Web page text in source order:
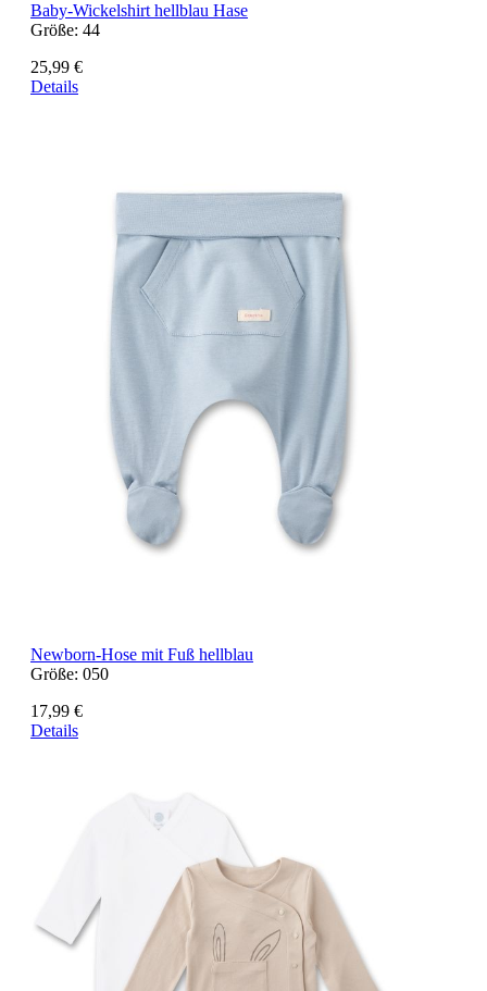
Baby-Wickelshirt hellblau Hase
Größe: 44
25,99 €
Details
Newborn-Hose mit Fuß hellblau
Größe: 050
17,99 €
Details